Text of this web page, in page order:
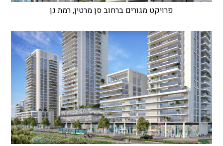
פרויקט מגורים ברחוב סן מרטין, רמת גן